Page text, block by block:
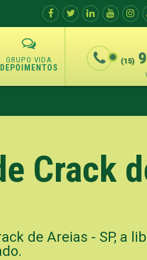
DEPOIMENTOS
(15)
Crack
de Areias - SP, a